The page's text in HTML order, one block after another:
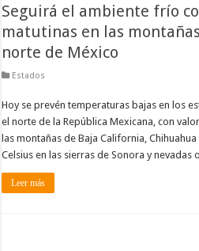
Seguirá el ambiente frío
matutinas en las
norte de México
Estados
Hoy se prevén temperaturas bajas en los
el norte de la República Mexicana, con
las montañas de Baja California,
Celsius en las sierras de Sonora y nevadas
Leer más